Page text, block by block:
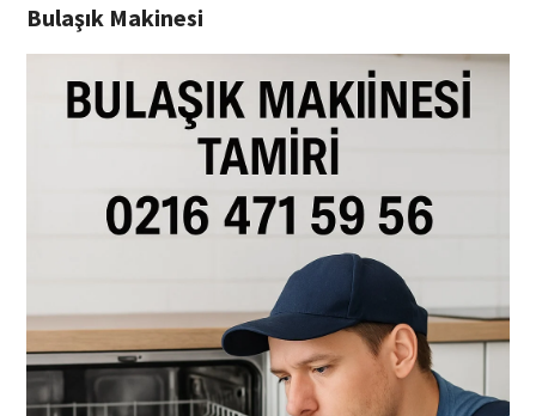
Bulaşık Makinesi